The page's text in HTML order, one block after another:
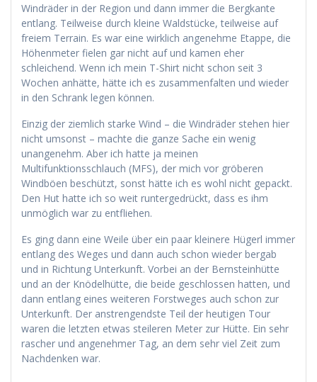
Windräder in der Region und dann immer die Bergkante
entlang. Teilweise durch kleine Waldstücke, teilweise auf
freiem Terrain. Es war eine wirklich angenehme Etappe, die
Höhenmeter fielen gar nicht auf und kamen eher
schleichend. Wenn ich mein T-Shirt nicht schon seit 3
Wochen anhätte, hätte ich es zusammenfalten und wieder
in den Schrank legen können.
Einzig der ziemlich starke Wind – die Windräder stehen hier
nicht umsonst – machte die ganze Sache ein wenig
unangenehm. Aber ich hatte ja meinen
Multifunktionsschlauch (MFS), der mich vor gröberen
Windböen beschützt, sonst hätte ich es wohl nicht gepackt.
Den Hut hatte ich so weit runtergedrückt, dass es ihm
unmöglich war zu entfliehen.
Es ging dann eine Weile über ein paar kleinere Hügerl immer
entlang des Weges und dann auch schon wieder bergab
und in Richtung Unterkunft. Vorbei an der Bernsteinhütte
und an der Knödelhütte, die beide geschlossen hatten, und
dann entlang eines weiteren Forstweges auch schon zur
Unterkunft. Der anstrengendste Teil der heutigen Tour
waren die letzten etwas steileren Meter zur Hütte. Ein sehr
rascher und angenehmer Tag, an dem sehr viel Zeit zum
Nachdenken war.